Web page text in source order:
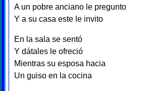
A un pobre anciano le pregunto
Y a su casa este le invito
En la sala se sentó
Y dátales le ofreció
Mientras su esposa hacia
Un guiso en la cocina